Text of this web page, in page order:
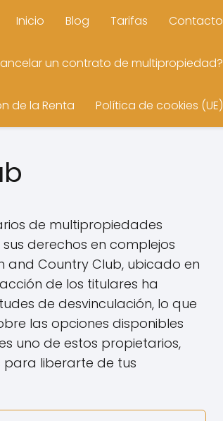
Inicio Blog Tarifas Contacto
un contrato de multipropiedad?
de la Renta Política de cookies (UE)
de multipropiedades
derechos en complejos
and Country Club, ubicado en
de los titulares ha
de desvinculación, lo que
las opciones disponibles
uno de estos propietarios,
para liberarte de tus